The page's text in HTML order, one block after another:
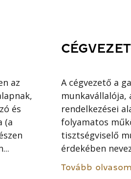
az
és
(a
A cégvezető a
munkavállalója,
rendelkezései
folyamatos
tisztségviselő
érdekében
Tovább olvasom